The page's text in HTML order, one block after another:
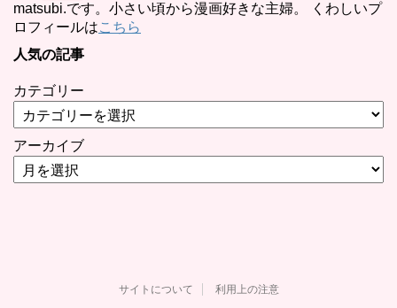
matsubi.です。小さい頃から漫画好きな主婦。 くわしいプ
ロフィールはこちら
人気の記事
カテゴリー
アーカイブ
サイトについて 利用上の注意